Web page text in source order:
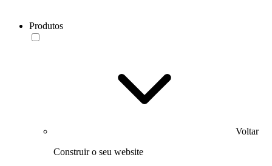
Produtos
Voltar
Construir o seu website